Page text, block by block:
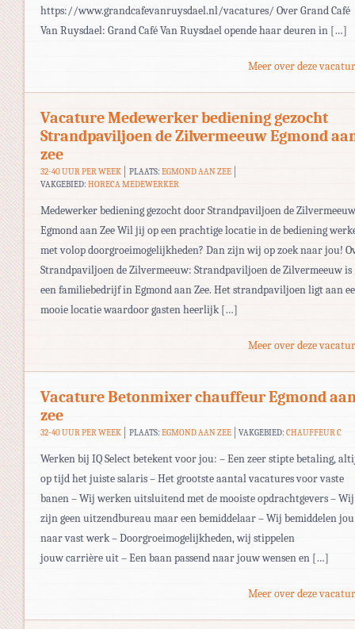
https://www.grandcafevanruysdael.nl/vacatures/ Over Grand Café
Van Ruysdael: Grand Café Van Ruysdael opende haar deuren in […]
Meer over deze
Vacature Medewerker bediening gezocht
Strandpaviljoen de Zilvermeeuw Egmond
zee
32-40 UUR PER WEEK PLAATS: EGMOND AAN ZEE
VAKGEBIED: HORECA MEDEWERKER
Medewerker bediening gezocht door Strandpaviljoen de
Egmond aan Zee Wil jij op een prachtige locatie in de bediening
met volop doorgroeimogelijkheden? Dan zijn wij op zoek naar jou!
Strandpaviljoen de Zilvermeeuw: Strandpaviljoen de Zilvermeeuw is
een familiebedrijf in Egmond aan Zee. Het strandpaviljoen ligt aan
mooie locatie waardoor gasten heerlijk […]
Meer over deze
Vacature Betonmixer chauffeur Egmond
zee
32-40 UUR PER WEEK PLAATS: EGMOND AAN ZEE VAKGEBIED:CHAUFFEUR C
Werken bij IQ Select betekent voor jou: – Een zeer stipte betaling,
op tijd het juiste salaris – Het grootste aantal vacatures voor vaste
banen – Wij werken uitsluitend met de mooiste opdrachtgevers – Wij
zijn geen uitzendbureau maar een bemiddelaar – Wij bemiddelen jou
naar vast werk – Doorgroeimogelijkheden, wij stippelen
jouw carrière uit – Een baan passend naar jouw wensen en […]
Meer over deze